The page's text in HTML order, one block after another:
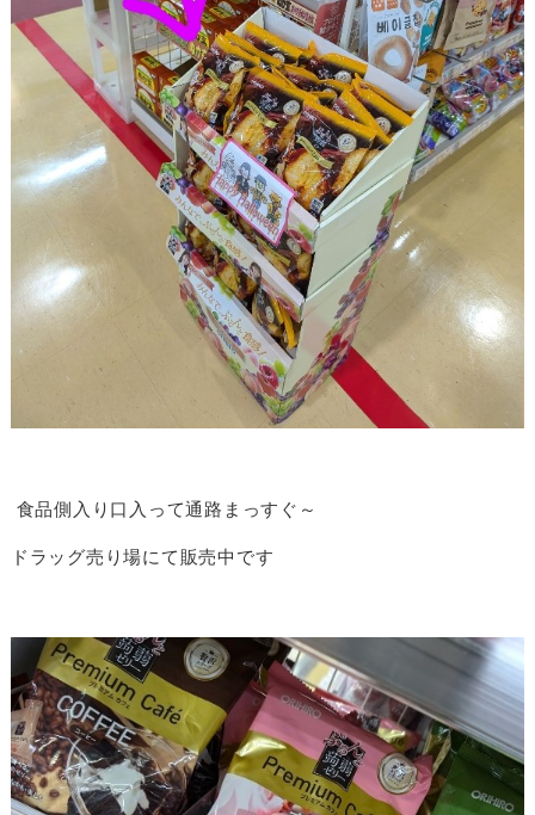
食品側入り口入って通路まっすぐ～
ドラッグ売り場にて販売中です